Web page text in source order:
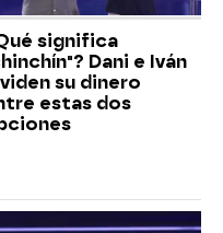
significa
Dani e Iván
su dinero
estas dos